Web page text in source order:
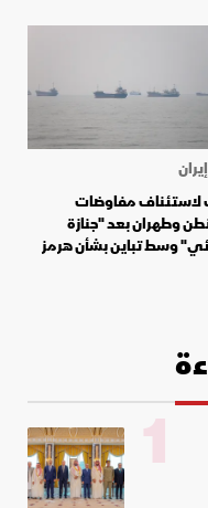
لاستئناف مفاوضات
وطهران بعد "جنازة
وسط تباين بشأن هرمز
1